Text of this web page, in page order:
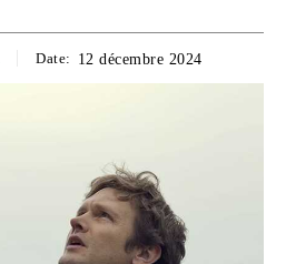
Date: 12 décembre 2024